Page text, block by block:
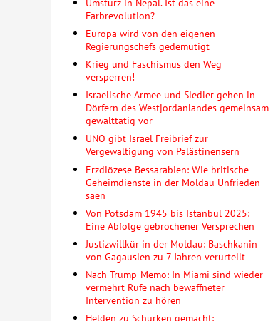
Farbrevolution?
Europa wird von den eigenen
Regierungschefs gedemütigt
Krieg und Faschismus den Weg
versperren!
Israelische Armee und Siedler gehen in
Dörfern des Westjordanlandes gemeinsam
gewalttätig vor
UNO gibt Israel Freibrief zur
Vergewaltigung von Palästinensern
Erzdiözese Bessarabien: Wie britische
Geheimdienste in der Moldau Unfrieden
säen
Von Potsdam 1945 bis Istanbul 2025:
Eine Abfolge gebrochener Versprechen
Justizwillkür in der Moldau: Baschkanin
von Gagausien zu 7 Jahren verurteilt
Nach Trump-Memo: In Miami sind wieder
vermehrt Rufe nach bewaffneter
Intervention zu hören
Helden zu Schurken gemacht: